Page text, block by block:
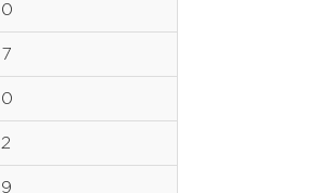
0
7
0
2
9